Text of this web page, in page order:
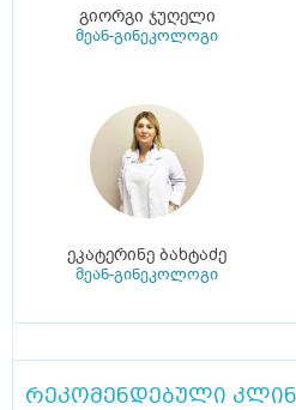
გიორგი ჯუღელი
მეან-გინეკოლოგი
ეკატერინე ბახტაძე
მეან-გინეკოლოგი
რეკომენდებული